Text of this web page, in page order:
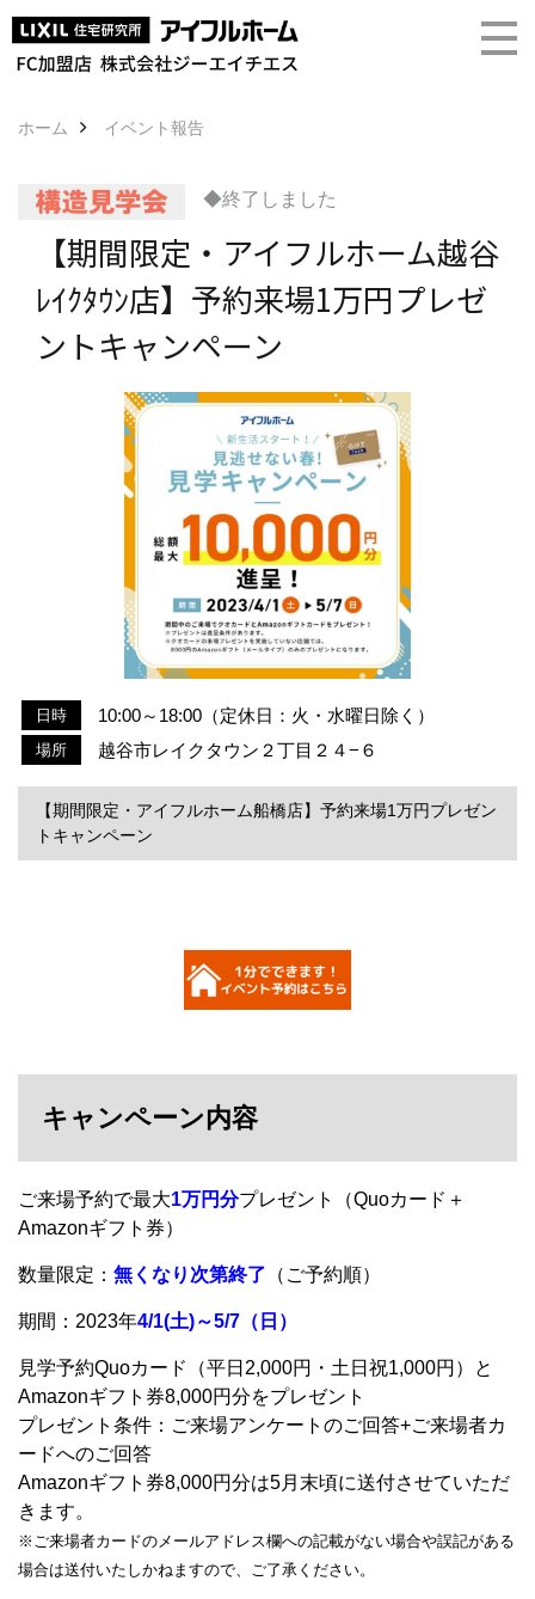
ホーム イベント報告
◆終了しました
【期間限定・アイフルホーム越谷
ﾚｲｸﾀｳﾝ店】予約来場1万円プレゼ
ントキャンペーン
日時 10:00～18:00（定休日：火・水曜日除く）
場所 越谷市レイクタウン２丁目２４−６
【期間限定・アイフルホーム船橋店】予約来場1万円プレゼン
トキャンペーン
キャンペーン内容
ご来場予約で最大1万円分プレゼント（Quoカード＋
Amazonギフト券）
数量限定： 無くなり次第終了 （ご予約順）
期間：2023年4/1(土)～5/7（日）
見学予約Quoカード（平日2,000円・土日祝1,000円）と
Amazonギフト券8,000円分をプレゼント
プレゼント条件：ご来場アンケートのご回答+ご来場者カ
ードへのご回答
Amazonギフト券8,000円分は5月末頃に送付させていただ
きます。
※ご来場者カードのメールアドレス欄への記載がない場合や誤記がある
場合は送付いたしかねますので、ご了承ください。